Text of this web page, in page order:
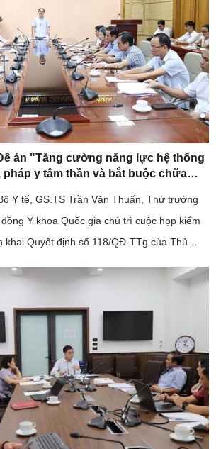
án "Tăng cường năng lực hệ thống
pháp y tâm thần và bắt buộc chữa
Y tế, GS.TS Trần Văn Thuấn, Thứ trưởng
Y khoa Quốc gia chủ trì cuộc họp kiểm
khai Quyết định số 118/QĐ-TTg của Thủ